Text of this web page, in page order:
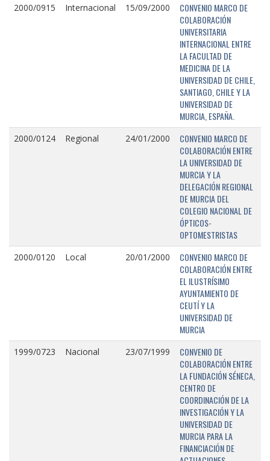
2000/0915 Internacional 15/09/2000
CONVENIO MARCO DE
COLABORACIÓN
UNIVERSITARIA
INTERNACIONAL ENTRE
LA FACULTAD DE
MEDICINA DE LA
UNIVERSIDAD DE CHILE,
SANTIAGO, CHILE Y LA
UNIVERSIDAD DE
MURCIA, ESPAÑA.
2000/0124 Regional 24/01/2000
CONVENIO MARCO DE
COLABORACIÓN ENTRE
LA UNIVERSIDAD DE
MURCIA Y LA
DELEGACIÓN REGIONAL
DE MURCIA DEL
COLEGIO NACIONAL DE
ÓPTICOS-
OPTOMESTRISTAS
2000/0120 Local 20/01/2000
CONVENIO MARCO DE
COLABORACIÓN ENTRE
EL ILUSTRÍSIMO
AYUNTAMIENTO DE
CEUTÍ Y LA
UNIVERSIDAD DE
MURCIA
1999/0723 Nacional 23/07/1999
CONVENIO DE
COLABORACIÓN ENTRE
LA FUNDACIÓN SÉNECA,
CENTRO DE
COORDINACIÓN DE LA
INVESTIGACIÓN Y LA
UNIVERSIDAD DE
MURCIA PARA LA
FINANCIACIÓN DE